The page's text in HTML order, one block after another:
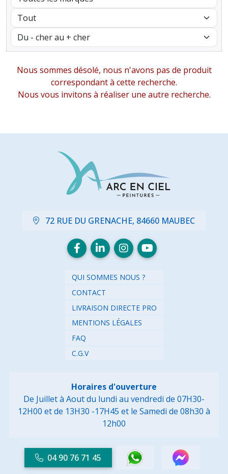
Nous sommes désolé, nous n'avons pas de produit
correspondant à cette recherche.
Nous vous invitons à réaliser une autre recherche.
72 RUE DU GRENACHE, 84660 MAUBEC
QUI SOMMES NOUS ?
CONTACT
LIVRAISON DIRECTE PRO
MENTIONS LÉGALES
FAQ
C.G.V
Horaires d'ouverture
De Juillet à Aout du lundi au vendredi de 07H30-
12H00 et de 13H30 -17H45 et le Samedi de 08h30 à
12h00
04 90 76 71 45